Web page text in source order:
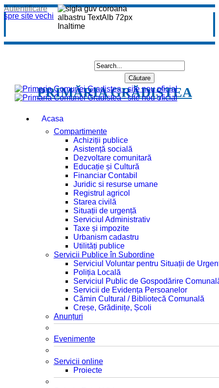
spre site vechi
Autentificare
PRIMĂRIA GRĂDIȘTEA
Acasa
Compartimente
Achiziții publice
Asistență socială
Dezvoltare comunitară
Educație și Cultură
Financiar Contabil
Juridic si resurse umane
Registrul agricol
Starea civilă
Situații de urgență
Serviciul Administrativ
Taxe și impozite
Urbanism cadastru
Utilități publice
Servicii Publice în Subordine
Serviciul Voluntar pentru Situații de
Poliția Locală
Serviciul Public de Gospodărire
Servicii de Evidența Persoanelor
Cămin Cultural / Bibliotecă Comunală
Creșe, Grădinițe, Școli
Anunțuri
Evenimente
Servicii online
Proiecte